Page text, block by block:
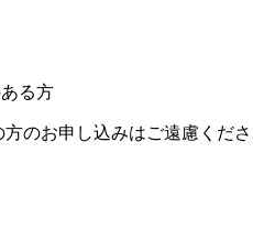
る方
のお申し込みはご遠慮くださ